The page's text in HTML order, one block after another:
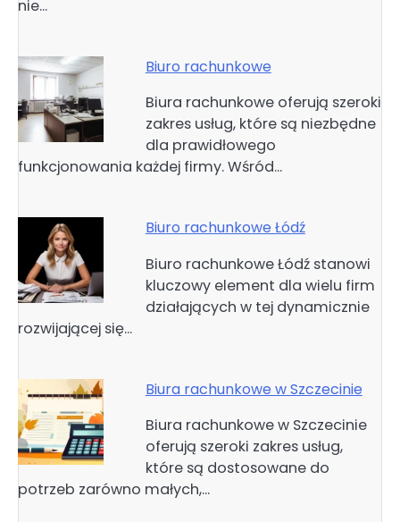
nie…
Biuro rachunkowe
Biura rachunkowe oferują szeroki
zakres usług, które są niezbędne
dla prawidłowego
funkcjonowania każdej firmy. Wśród…
Biuro rachunkowe Łódź
Biuro rachunkowe Łódź stanowi
kluczowy element dla wielu firm
działających w tej dynamicznie
rozwijającej się…
Biura rachunkowe w Szczecinie
Biura rachunkowe w Szczecinie
oferują szeroki zakres usług,
które są dostosowane do
potrzeb zarówno małych,…